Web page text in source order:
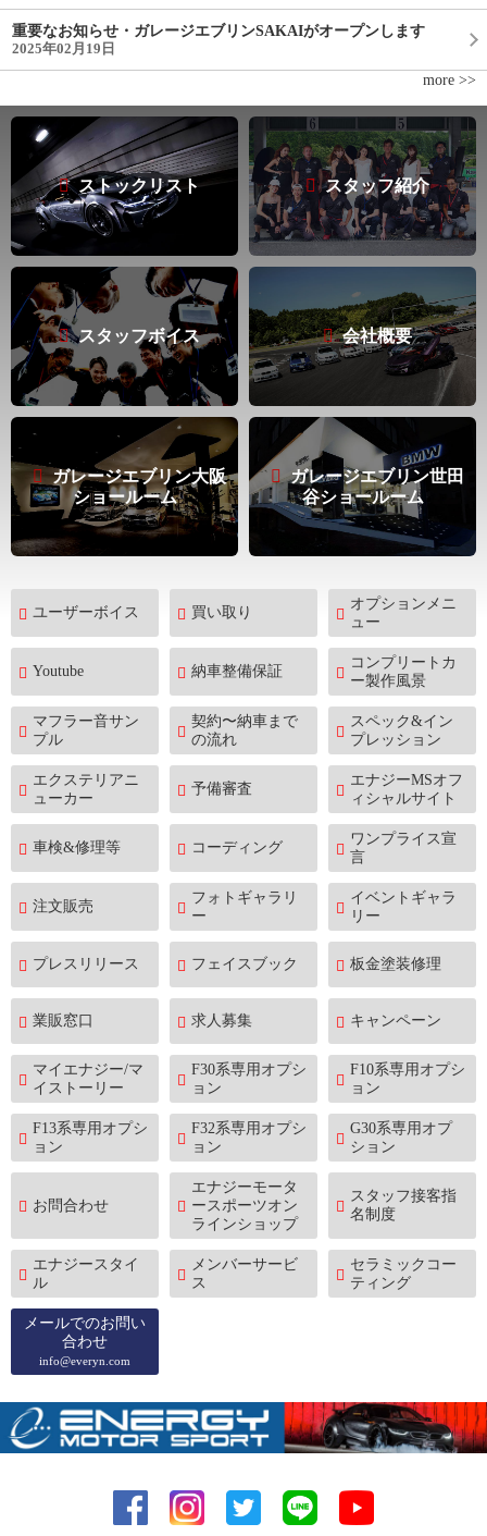
重要なお知らせ・ガレージエブリンSAKAIがオープンします
2025年02月19日
more >>
ストックリスト スタッフ紹介
スタッフボイス 会社概要
ガレージエブリン大阪
ショールーム
ガレージエブリン世田
谷ショールーム
ユーザーボイス 買い取り
オプションメニ
ュー
Youtube 納車整備保証
コンプリートカ
ー製作風景
マフラー音サン
プル
契約〜納車まで
の流れ
スペック&イン
プレッション
エクステリアニ
ューカー
予備審査
エナジーMSオフ
ィシャルサイト
車検&修理等 コーディング
ワンプライス宣
言
注文販売
フォトギャラリ
ー
イベントギャラ
リー
プレスリリース フェイスブック 板金塗装修理
業販窓口 求人募集 キャンペーン
マイエナジー/マ
イストーリー
F30系専用オプシ
ョン
F10系専用オプシ
ョン
F13系専用オプシ
ョン
F32系専用オプシ
ョン
G30系専用オプ
ション
お問合わせ
エナジーモータ
ースポーツオン
ラインショップ
スタッフ接客指
名制度
エナジースタイ
ル
メンバーサービ
ス
セラミックコー
ティング
メールでのお問い
合わせ
info@everyn.com